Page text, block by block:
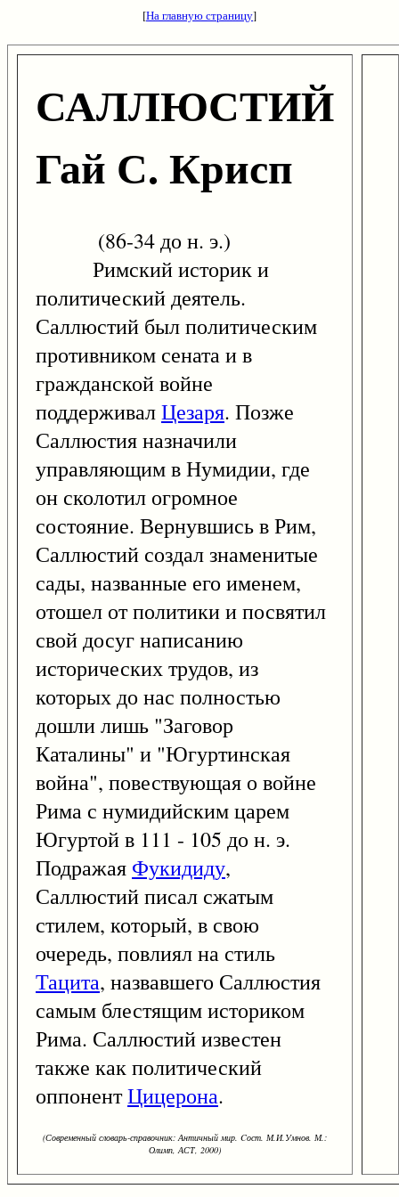
[На главную страницу]
САЛЛЮСТИЙ
Гай С. Крисп
(86-34 до н. э.)
Римский историк и
политический деятель.
Саллюстий был политическим
противником сената и в
гражданской войне
поддерживалЦезаря. Позже
Саллюстия назначили
управляющим в Нумидии, где
он сколотил огромное
состояние. Вернувшись в Рим,
Саллюстий создал знаменитые
сады, названные его именем,
отошел от политики и посвятил
свой досуг написанию
исторических трудов, из
которых до нас полностью
дошли лишь "Заговор
Каталины" и "Югуртинская
война", повествующая о войне
Рима с нумидийским царем
Югуртой в 111 - 105 до н. э.
Подражая Фукидиду,
Саллюстий писал сжатым
стилем, который, в свою
очередь, повлиял на стиль
Тацита, назвавшего Саллюстия
самым блестящим историком
Рима. Саллюстий известен
также как политический
оппонентЦицерона.
(Современный словарь-справочник: Античный мир. Cост. М.И.Умнов. М.:
Олимп, АСТ, 2000)